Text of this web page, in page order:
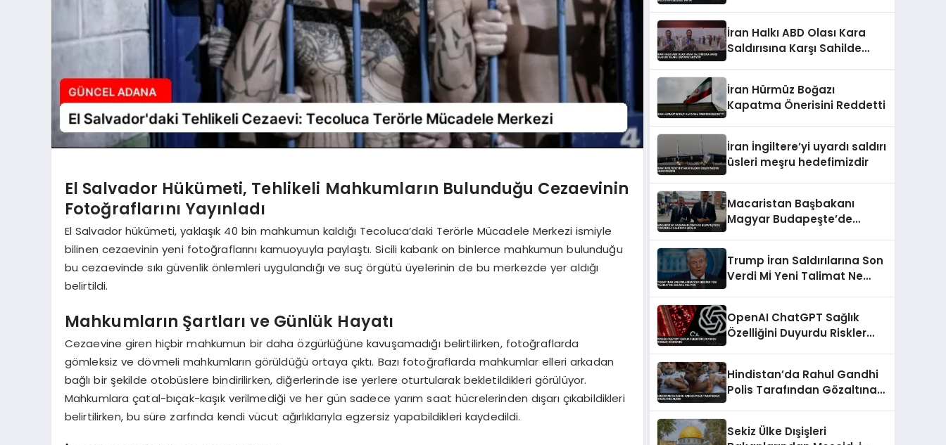
El Salvador Hükümeti, Tehlikeli Mahkumların Bulunduğu Cezaevinin
Fotoğraflarını Yayınladı
El Salvador hükümeti, yaklaşık 40 bin mahkumun kaldığı Tecoluca’daki Terörle Mücadele Merkezi ismiyle
bilinen cezaevinin yeni fotoğraflarını kamuoyuyla paylaştı. Sicili kabarık on binlerce mahkumun bulunduğu
bu cezaevinde sıkı güvenlik önlemleri uygulandığı ve suç örgütü üyelerinin de bu merkezde yer aldığı
belirtildi.
Mahkumların Şartları ve Günlük Hayatı
Cezaevine giren hiçbir mahkumun bir daha özgürlüğüne kavuşamadığı belirtilirken, fotoğraflarda
gömleksiz ve dövmeli mahkumların görüldüğü ortaya çıktı. Bazı fotoğraflarda mahkumlar elleri arkadan
bağlı bir şekilde otobüslere bindirilirken, diğerlerinde ise yerlere oturtularak bekletildikleri görülüyor.
Mahkumlara çatal-bıçak-kaşık verilmediği ve her gün sadece yarım saat hücrelerinden dışarı çıkabildikleri
belirtilirken, bu süre zarfında kendi vücut ağırlıklarıyla egzersiz yapabildikleri kaydedildi.
İran Halkı ABD Olası Kara
Saldırısına Karşı Sahilde
İran Hürmüz Boğazı
Kapatma Önerisini Reddetti
İran İngiltere’yi uyardı saldırı
üsleri meşru hedefimizdir
Macaristan Başbakanı
Magyar Budapeşte’de
Trump İran Saldırılarına Son
Verdi Mİ Yeni Talimat Ne
OpenAI ChatGPT Sağlık
Özelliğini Duyurdu Riskler
Hindistan’da Rahul Gandhi
Polis Tarafından Gözaltına
Sekiz Ülke Dışişleri